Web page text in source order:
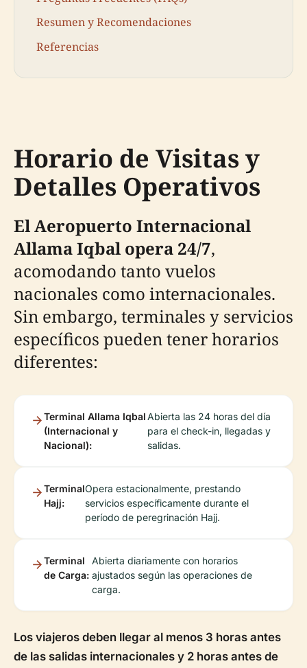
Resumen y Recomendaciones
Referencias
Horario de Visitas y
Detalles Operativos
El Aeropuerto Internacional
Allama Iqbal opera 24/7,
acomodando tanto vuelos
nacionales como internacionales.
Sin embargo, terminales y servicios
específicos pueden tener horarios
diferentes:
Terminal Allama Iqbal
(Internacional y
Nacional):
Abierta las 24 horas del día
para el check-in, llegadas y
salidas.
Terminal
Hajj:
Opera estacionalmente, prestando
servicios específicamente durante el
período de peregrinación Hajj.
Terminal
de Carga:
Abierta diariamente con horarios
ajustados según las operaciones de
carga.
Los viajeros deben llegar al menos 3 horas antes
de las salidas internacionales y 2 horas antes de